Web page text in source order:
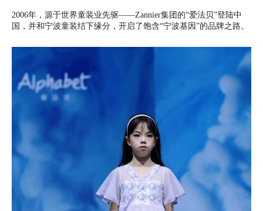
2006年，源于世界童装业先驱——Zannier集团的“爱法贝”登陆中
国，并和宁波童装结下缘分，开启了饱含“宁波基因”的品牌之路。